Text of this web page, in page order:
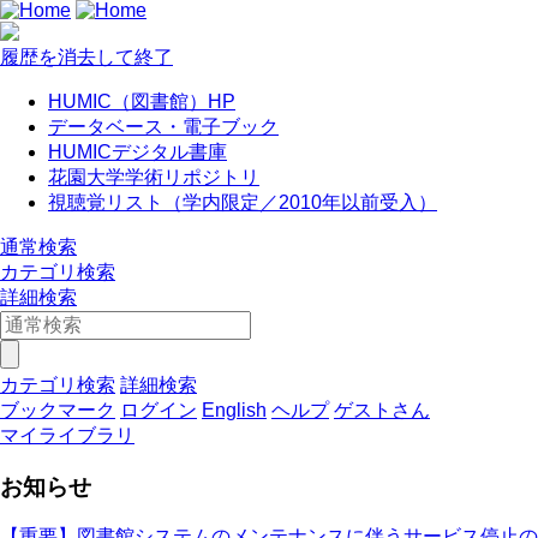
履歴を消去して終了
HUMIC（図書館）HP
データベース・電子ブック
HUMICデジタル書庫
花園大学学術リポジトリ
視聴覚リスト（学内限定／2010年以前受入）
通常検索
カテゴリ検索
詳細検索
カテゴリ検索 詳細検索
ブックマーク ログイン English ヘルプ ゲストさん
マイライブラリ
お知らせ